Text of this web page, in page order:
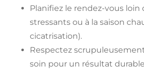
Planifiez le rendez-vous loin
stressants ou à la saison
cicatrisation).
Respectez
soin pour un résultat